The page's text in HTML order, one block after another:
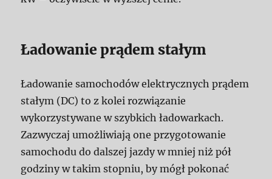
Ładowanie prądem stałym
Ładowanie samochodów elektrycznych prądem
stałym (DC) to z kolei rozwiązanie
wykorzystywane w szybkich ładowarkach.
Zazwyczaj umożliwiają one przygotowanie
samochodu do dalszej jazdy w mniej niż pół
godziny w takim stopniu, by mógł pokonać